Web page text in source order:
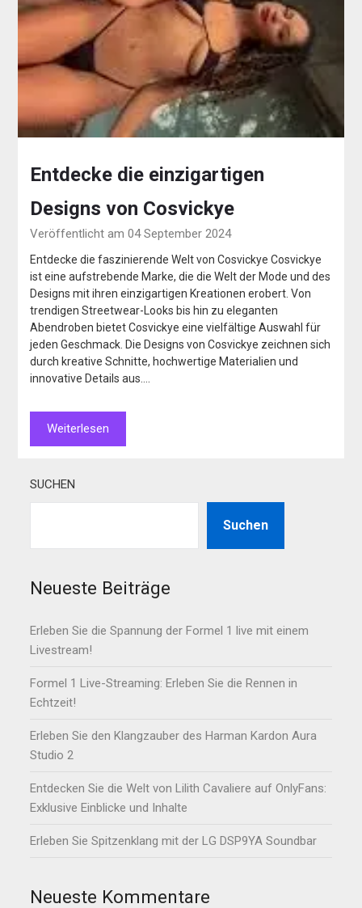
Entdecke die einzigartigen
Designs von Cosvickye
Veröffentlicht am 04 September 2024
Entdecke die faszinierende Welt von Cosvickye Cosvickye
ist eine aufstrebende Marke, die die Welt der Mode und des
Designs mit ihren einzigartigen Kreationen erobert. Von
trendigen Streetwear-Looks bis hin zu eleganten
Abendroben bietet Cosvickye eine vielfältige Auswahl für
jeden Geschmack. Die Designs von Cosvickye zeichnen sich
durch kreative Schnitte, hochwertige Materialien und
innovative Details aus….
Weiterlesen
SUCHEN
Suchen
Neueste Beiträge
Erleben Sie die Spannung der Formel 1 live mit einem
Livestream!
Formel 1 Live-Streaming: Erleben Sie die Rennen in
Echtzeit!
Erleben Sie den Klangzauber des Harman Kardon Aura
Studio 2
Entdecken Sie die Welt von Lilith Cavaliere auf OnlyFans:
Exklusive Einblicke und Inhalte
Erleben Sie Spitzenklang mit der LG DSP9YA Soundbar
Neueste Kommentare